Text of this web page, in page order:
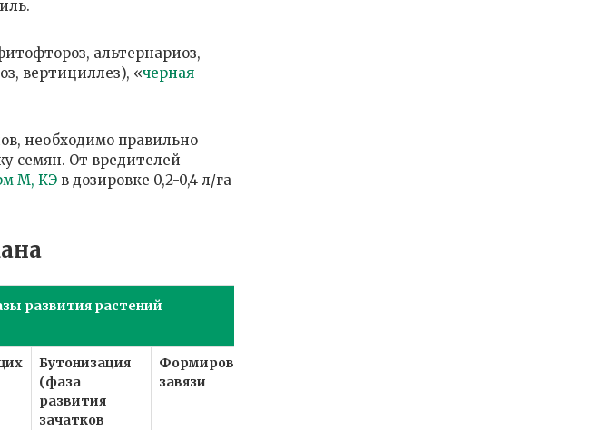
альтернариоз,
вертициллез), «черная
необходимо правильно
семян. От вредителей
М, КЭ в дозировке 0,2-0,4 л/га
развития растений
Бутонизация
(фаза
развития
зачатков
Формирование
завязи